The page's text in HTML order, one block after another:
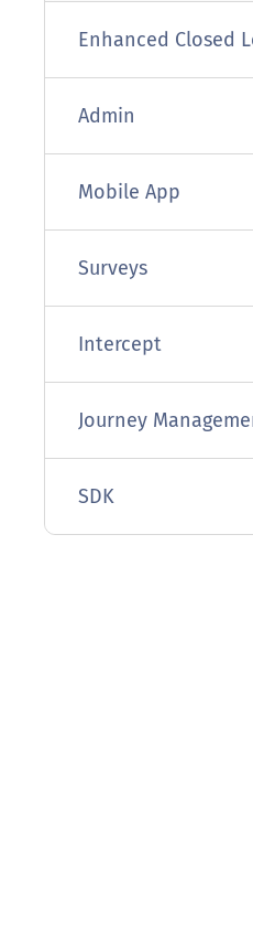
Enhanced Closed
Admin
Mobile App
Surveys
Intercept
Journey
SDK